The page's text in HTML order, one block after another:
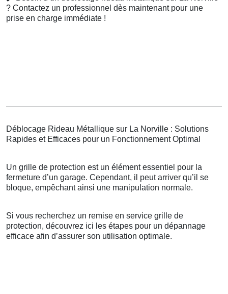
? Contactez un professionnel dès maintenant pour une
prise en charge immédiate !
Déblocage Rideau Métallique sur La Norville : Solutions
Rapides et Efficaces pour un Fonctionnement Optimal
Un grille de protection est un élément essentiel pour la
fermeture d’un garage. Cependant, il peut arriver qu’il se
bloque, empêchant ainsi une manipulation normale.
Si vous recherchez un remise en service grille de
protection, découvrez ici les étapes pour un dépannage
efficace afin d’assurer son utilisation optimale.